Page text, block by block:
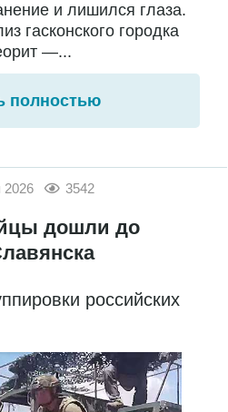
и лишился глаза.
гасконского городка
—...
полностью
2026 3542
дошли до
российских